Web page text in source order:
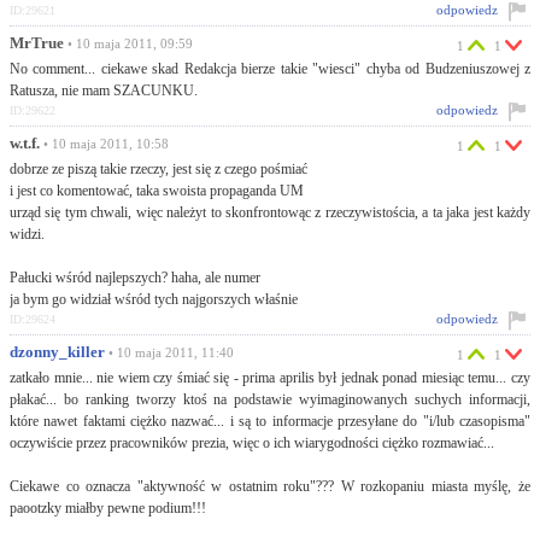
odpowiedz
ID:29621
MrTrue • 10 maja 2011, 09:59
No comment... ciekawe skad Redakcja bierze takie "wiesci" chyba od Budzeniuszowej z
Ratusza, nie mam SZACUNKU.
1 1
odpowiedz
ID:29622
w.t.f. • 10 maja 2011, 10:58
dobrze ze piszą takie rzeczy, jest się z czego pośmiać
i jest co komentować, taka swoista propaganda UM
urząd się tym chwali, więc należyt to skonfrontowąc z rzeczywistościa, a ta jaka jest każdy
widzi.
Pałucki wśród najlepszych? haha, ale numer
ja bym go widział wśród tych najgorszych właśnie
1 1
odpowiedz
ID:29624
dzonny_killer • 10 maja 2011, 11:40
zatkało mnie... nie wiem czy śmiać się - prima aprilis był jednak ponad miesiąc temu... czy
płakać... bo ranking tworzy ktoś na podstawie wyimaginowanych suchych informacji,
które nawet faktami ciężko nazwać... i są to informacje przesyłane do "i/lub czasopisma"
oczywiście przez pracowników prezia, więc o ich wiarygodności ciężko rozmawiać...
Ciekawe co oznacza "aktywność w ostatnim roku"??? W rozkopaniu miasta myślę, że
paootzky miałby pewne podium!!!
1 1